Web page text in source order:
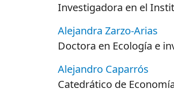
Investigadora en el
Alejandra Zarzo-Arias
Doctora en Ecología e
Alejandro Caparrós
Catedrático de